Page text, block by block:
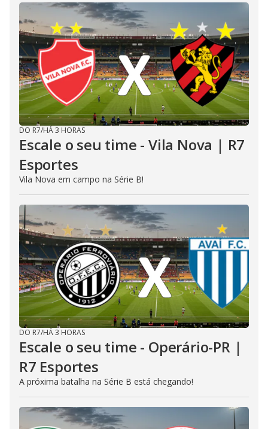
DO R7/HÁ 3 HORAS
Escale o seu time - Vila Nova | R7
Esportes
Vila Nova em campo na Série B!
DO R7/HÁ 3 HORAS
Escale o seu time - Operário-PR |
R7 Esportes
A próxima batalha na Série B está chegando!